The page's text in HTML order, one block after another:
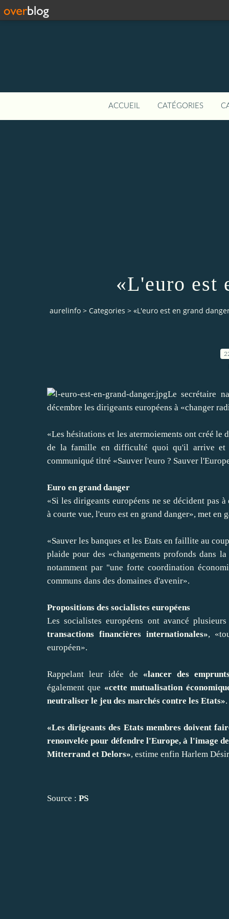
ACCUEIL CATÉGORIES
«L'euro est
aurelinfo > Categories > «L'euro est en grand
Le secrétaire
décembre les dirigeants européens à «changer
«Les hésitations et les atermoiements ont créé
de la famille en difficulté quoi qu'il arrive et
communiqué titré «Sauver l'euro ? Sauver
Euro en grand danger
«Si les dirigeants européens ne se décident pas
à courte vue, l'euro est en grand danger», met
«Sauver les banques et les Etats en faillite au
plaide pour des «changements profonds dans
notamment par "une forte coordination
communs dans des domaines d'avenir».
Propositions des socialistes européens
Les socialistes européens ont avancé
transactions financières internationales»,
européen».
Rappelant leur idée de «lancer des
également que «cette mutualisation
neutraliser le jeu des marchés contre les Etats».
«Les dirigeants des Etats membres doivent
renouvelée pour défendre l'Europe, à l'image
Mitterrand et Delors», estime enfin Harlem
Source : PS